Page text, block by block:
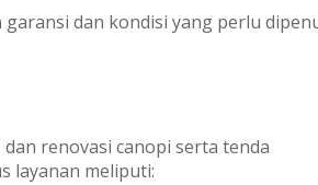
dan kondisi yang perlu
renovasi canopi serta tenda
layanan meliputi: